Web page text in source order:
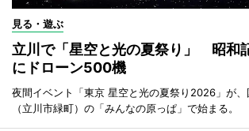
見る・遊ぶ
立川で「星空と光の夏祭り」 昭和
にドローン500機
夜間イベント「東京 星空と光の夏祭り2026」が
（立川市緑町）の「みんなの原っぱ」で始まる。